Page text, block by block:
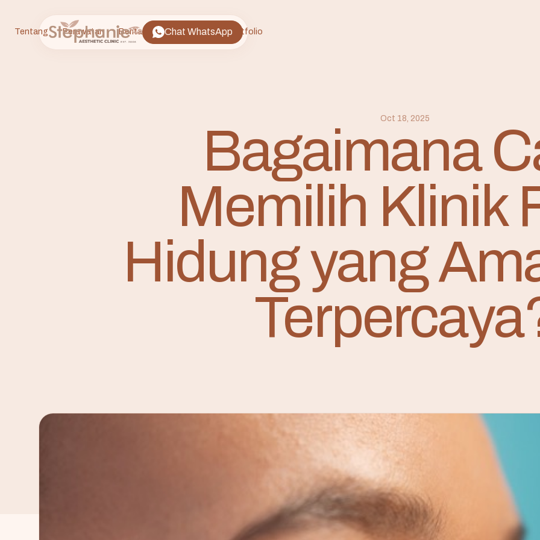
Tentang Perawatan Berita FAQ Lokasi Portfolio
Chat WhatsApp
Oct 18, 2025
Bagaimana
Memilih Klinik
Hidung yang